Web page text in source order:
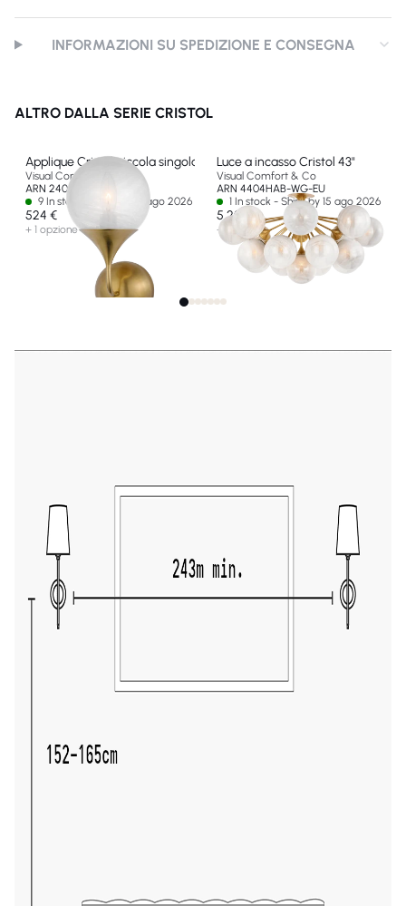
INFORMAZIONI SU SPEDIZIONE E CONSEGNA
ALTRO DALLA SERIE CRISTOL
Applique Cristol piccola singola
Visual Comfort & Co
ARN 2404HAB-WG-EU
9 In stock - Ships by 15 ago 2026
524 €
+ 1 opzione
Luce a incasso Cristol 43"
Visual Comfort & Co
ARN 4404HAB-WG-EU
1 In stock - Ships by 15 ago 2026
5 209 €
+ 1 opzione